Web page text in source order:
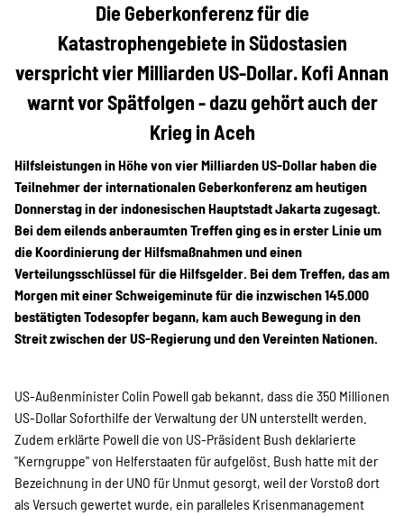
Kampagne
Stellenangebote
Werde Mitglied
Newsletter abonnieren
SPENDEN
Über uns
Transparenz
Die Geberkonferenz für die
Katastrophengebiete in Südostasien
verspricht vier Milliarden US-Dollar. Kofi Annan
warnt vor Spätfolgen - dazu gehört auch der
Krieg in Aceh
Hilfsleistungen in Höhe von vier Milliarden US-Dollar haben die
Teilnehmer der internationalen Geberkonferenz am heutigen
Donnerstag in der indonesischen Hauptstadt Jakarta zugesagt.
Bei dem eilends anberaumten Treffen ging es in erster Linie um
die Koordinierung der Hilfsmaßnahmen und einen
Verteilungsschlüssel für die Hilfsgelder. Bei demTreffen, das am
Morgen mit einer Schweigeminute für die inzwischen 145.000
bestätigten Todesopfer begann, kam auch Bewegung in den
Streit zwischen der US-Regierung und den Vereinten Nationen.
US-Außenminister Colin Powell gab bekannt, dass die 350 Millionen
US-Dollar Soforthilfe der Verwaltung der UN unterstellt werden.
Zudem erklärte Powell die von US-Präsident Bush deklarierte
"Kerngruppe" von Helferstaaten für aufgelöst. Bush hatte mit der
Bezeichnung in der UNO für Unmut gesorgt, weil der Vorstoß dort
als Versuch gewertet wurde, ein paralleles Krisenmanagement